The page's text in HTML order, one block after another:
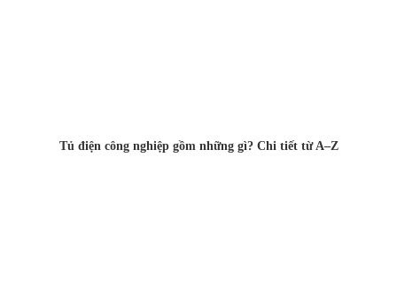
Tủ điện công nghiệp gồm những gì? Chi tiết từ A–Z